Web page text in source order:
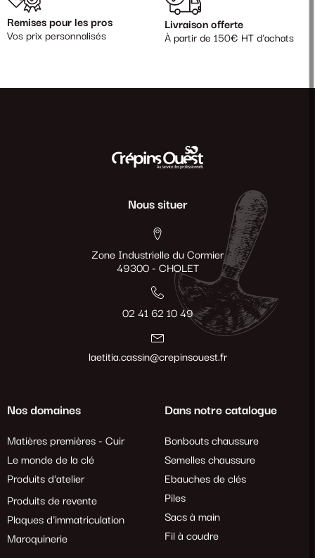
Remises pour les pros
Vos prix personnalisés
Livraison offerte
À partir de 150€ HT d'achats
Nous situer
Zone Industrielle du Cormier
49300 - CHOLET
02 41 62 10 49
laetitia.cassin@crepinsouest.fr
Nos domaines
Matières premières - Cuir
Le monde de la clé
Produits d'atelier
Produits de revente
Plaques d'immatriculation
Maroquinerie
Dans notre catalogue
Bonbouts chaussure
Semelles chaussure
Ebauches de clés
Piles
Sacs à main
Fil à coudre